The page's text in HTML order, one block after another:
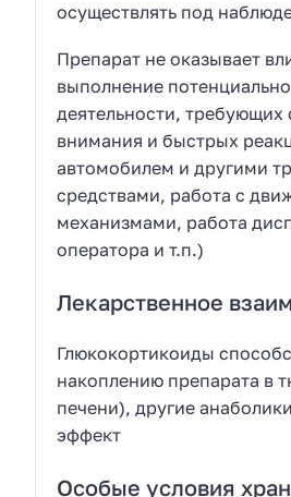
осуществлять под
Препарат не оказывает
выполнение
деятельности, требующих
внимания и быстрых
автомобилем и другими
средствами, работа с
механизмами, работа
оператора и т.п.)
Лекарственное
Глюкокортикоиды
накоплению препарата в
печени), другие
эффект
Особые условия